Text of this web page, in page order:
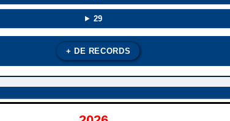
29
+ DE RECORDS